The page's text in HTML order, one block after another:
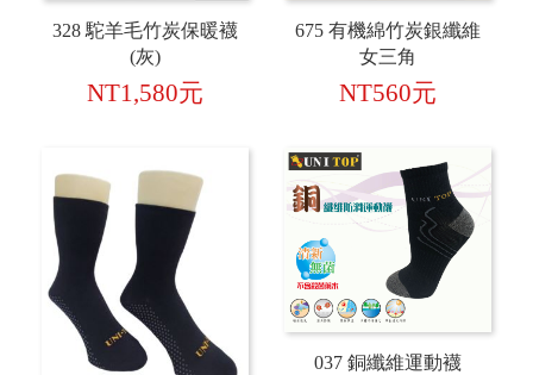
328 駝羊毛竹炭保暖襪
(灰)
NT1,580元
675 有機綿竹炭銀纖維
女三角
NT560元
037 銅纖維運動襪